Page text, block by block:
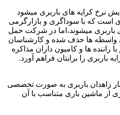
نرخ کرایه های باربری میشود
است که با سوداگری و بازارگرمی
باربری میشوند،اما در شرکت حمل
واسطه ها حذف شده و کارشناسان
ها و کامیون داران مذاکره
باربری را برایتان فراهم آورد.
زاهدان باربری به صورت تخصصی
از ماشین باری متناسب با آن